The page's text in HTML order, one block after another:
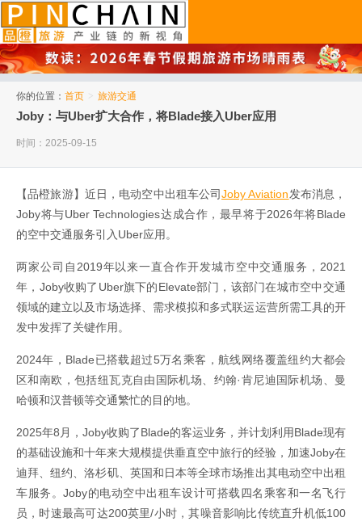
你的位置： 首页 > 旅游交通
Joby：与Uber扩大合作，将Blade接入Uber应用
时间：2025-09-15
【品橙旅游】近日，电动空中出租车公司Joby Aviation发布消息，
Joby将与Uber Technologies达成合作，最早将于2026年将Blade
的空中交通服务引入Uber应用。
两家公司自2019年以来一直合作开发城市空中交通服务，2021
年，Joby收购了Uber旗下的Elevate部门，该部门在城市空中交通
领域的建立以及市场选择、需求模拟和多式联运运营所需工具的开
发中发挥了关键作用。
2024年，Blade已搭载超过5万名乘客，航线网络覆盖纽约大都会
区和南欧，包括纽瓦克自由国际机场、约翰·肯尼迪国际机场、曼
哈顿和汉普顿等交通繁忙的目的地。
2025年8月，Joby收购了Blade的客运业务，并计划利用Blade现有
的基础设施和十年来大规模提供垂直空中旅行的经验，加速Joby在
迪拜、纽约、洛杉矶、英国和日本等全球市场推出其电动空中出租
车服务。Joby的电动空中出租车设计可搭载四名乘客和一名飞行
员，时速最高可达200英里/小时，其噪音影响比传统直升机低100